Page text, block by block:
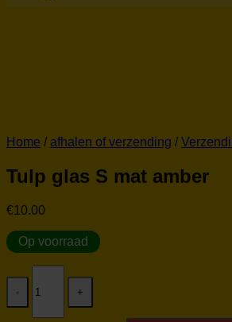
Home / afhalen of verzending /
Tulp glas S mat amber
€10.00
Op voorraad
glas
S
mat